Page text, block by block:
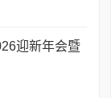
迎新年会暨